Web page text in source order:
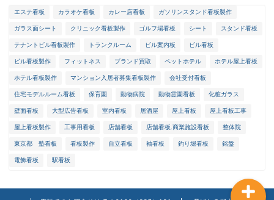
エステ看板 カラオケ看板 カレー店看板 ガソリンスタンド看板製作
ガラス面シート クリニック看板製作 ゴルフ場看板 シート スタンド看板
テナントビル看板製作 トランクルーム ビル案内板 ビル看板
ビル看板製作 フィットネス ブランド買取 ペットホテル ホテル屋上看板
ホテル看板製作 マンション入居者募集看板製作 会社受付看板
住宅モデルルーム看板 保育園 動物病院 動物霊園看板 化粧ガラス
壁面看板 大型広告看板 室内看板 居酒屋 屋上看板 屋上看板工事
屋上看板製作 工事用看板 店舗看板 店舗看板.商業施設看板 整体院
東京都 塾看板 看板製作 自立看板 袖看板 釣り堀看板 銘盤
電飾看板 駅看板
ホーム
選ばれる理由
会社概要